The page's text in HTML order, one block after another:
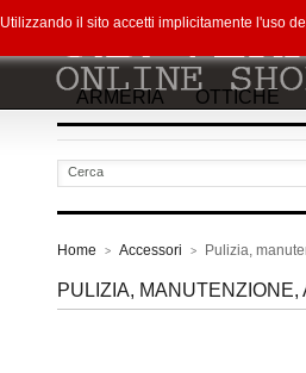
ARMERIA OTTICHE
Home > Accessori > Pulizia,
PULIZIA, MANUTENZIONE,
Utilizzando il sito accetti implicitamente l'uso